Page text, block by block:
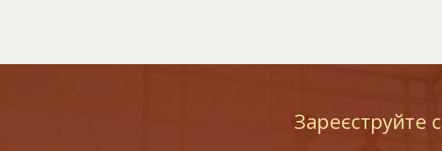
Зареєструйте